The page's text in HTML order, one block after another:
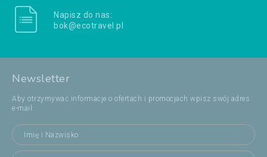
Napisz do nas:
bok@ecotravel.pl
Newsletter
Aby otrzymywać informacje o ofertach i promocjach wpisz swój adres
e-mail: